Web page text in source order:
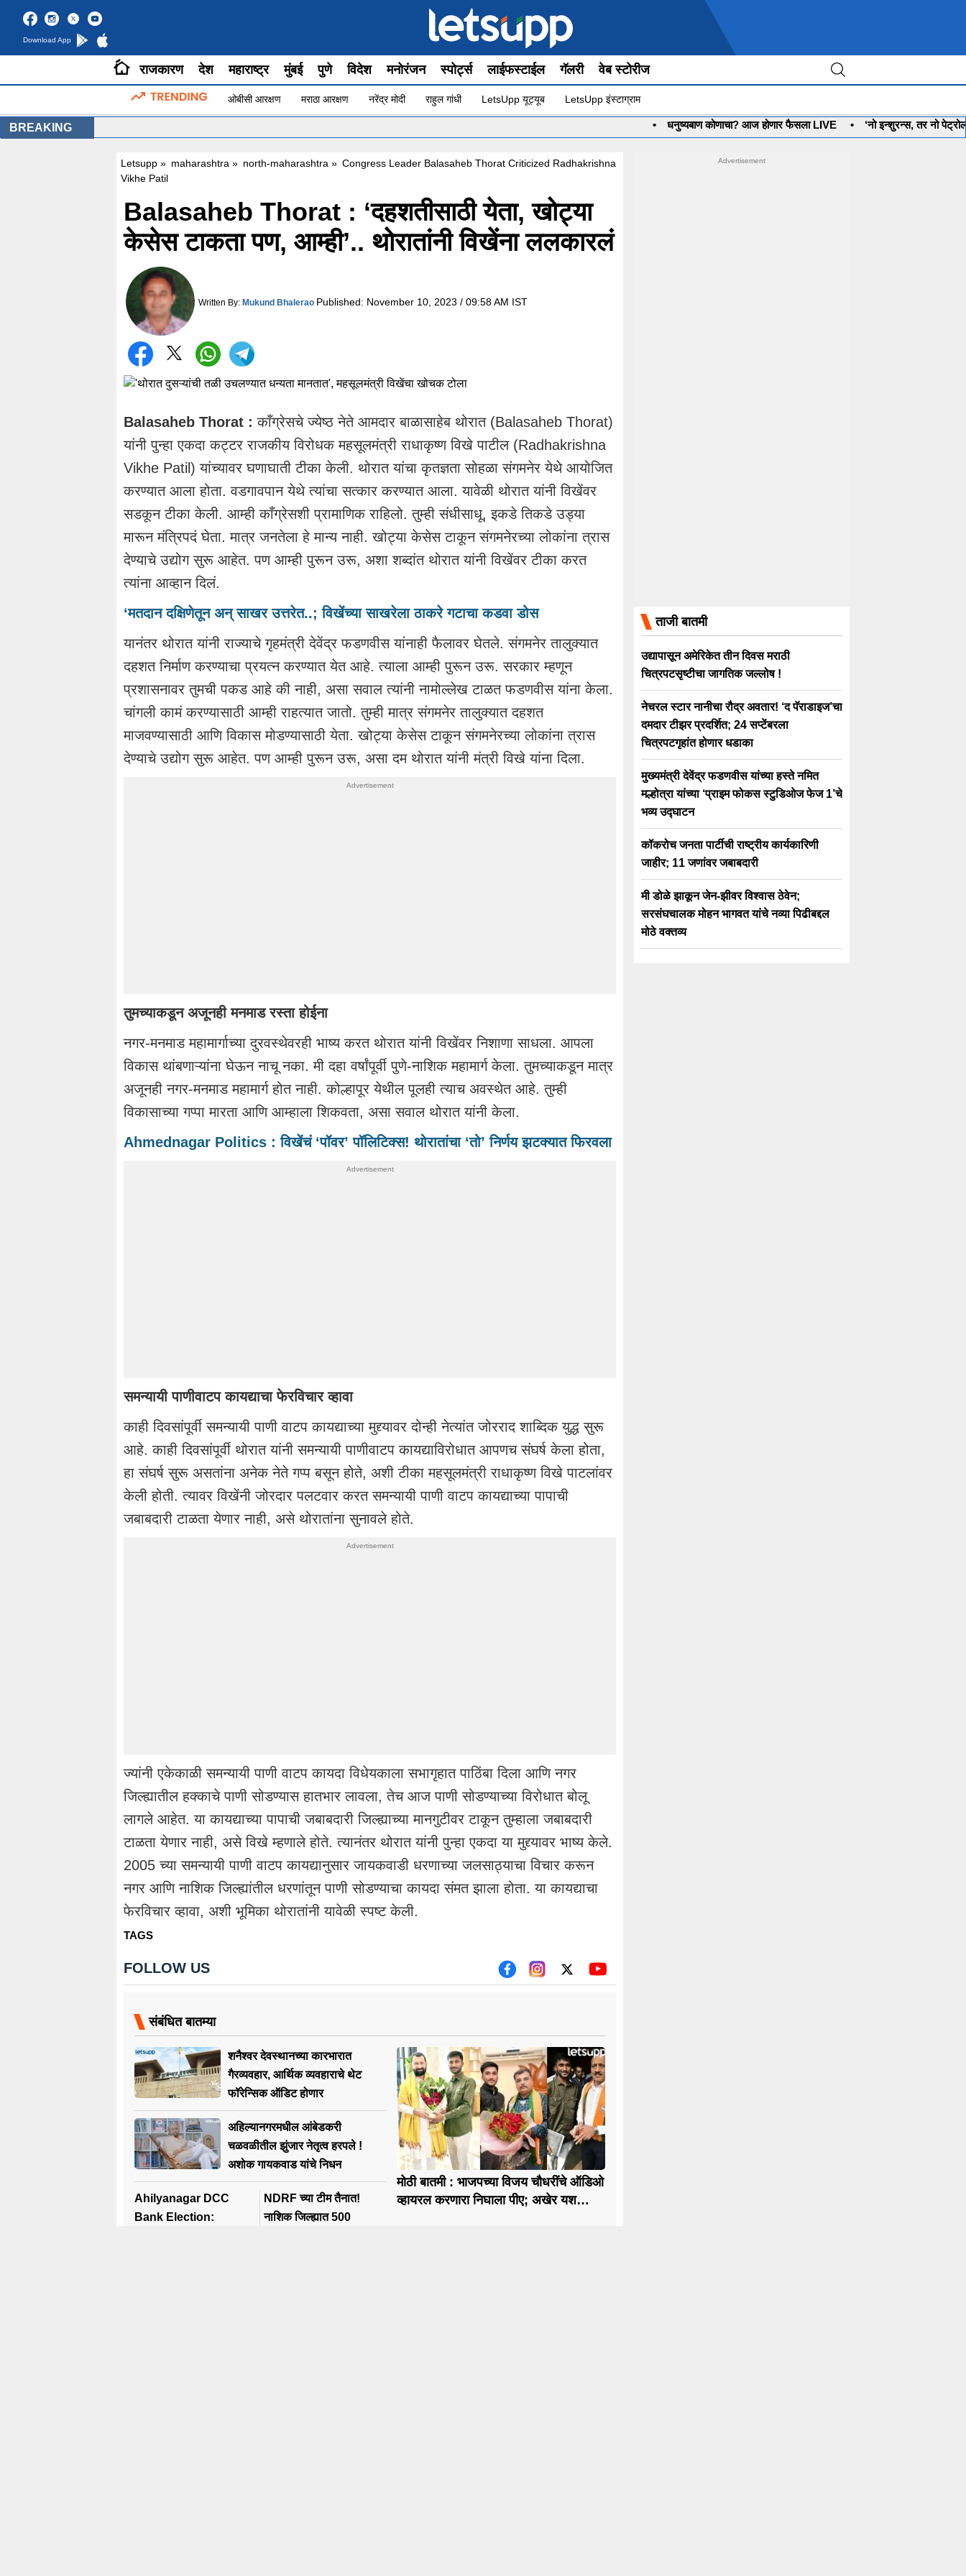
Download App
राजकारण देश महाराष्ट्र मुंबई पुणे विदेश मनोरंजन स्पोर्ट्स लाईफस्टाईल गॅलरी वेब स्टोरीज
ओबीसी आरक्षण मराठा आरक्षण नरेंद्र मोदी राहुल गांधी LetsUpp यूट्यूब LetsUpp इंस्टाग्राम
BREAKING धनुष्यबाण कोणाचा? आज होणार फैसला LIVE • ‘नो इन्शुरन्स, तर नो पेट्रोल’ पण,
Letsupp » maharashtra » north-maharashtra » Congress Leader Balasaheb Thorat Criticized Radhakrishna
Vikhe Patil
Balasaheb Thorat : ‘दहशतीसाठी येता, खोट्या
केसेस टाकता पण, आम्ही’.. थोरातांनी विखेंना ललकारलं
Written By: Mukund Bhalerao Published: November 10, 2023 / 09:58 AM IST
Balasaheb Thorat : काँग्रेसचे ज्येष्ठ नेते आमदार बाळासाहेब थोरात (Balasaheb Thorat)
यांनी पुन्हा एकदा कट्टर राजकीय विरोधक महसूलमंत्री राधाकृष्ण विखे पाटील (Radhakrishna
Vikhe Patil) यांच्यावर घणाघाती टीका केली. थोरात यांचा कृतज्ञता सोहळा संगमनेर येथे आयोजित
करण्यात आला होता. वडगावपान येथे त्यांचा सत्कार करण्यात आला. यावेळी थोरात यांनी विखेंवर
सडकून टीका केली. आम्ही काँग्रेसशी प्रामाणिक राहिलो. तुम्ही संधीसाधू, इकडे तिकडे उड्या
मारून मंत्रिपदं घेता. मात्र जनतेला हे मान्य नाही. खोट्या केसेस टाकून संगमनेरच्या लोकांना त्रास
देण्याचे उद्योग सुरू आहेत. पण आम्ही पुरून उरू, अशा शब्दांत थोरात यांनी विखेंवर टीका करत
त्यांना आव्हान दिलं.
‘मतदान दक्षिणेतून अन् साखर उत्तरेत..; विखेंच्या साखरेला ठाकरे गटाचा कडवा डोस
यानंतर थोरात यांनी राज्याचे गृहमंत्री देवेंद्र फडणवीस यांनाही फैलावर घेतले. संगमनेर तालुक्यात
दहशत निर्माण करण्याचा प्रयत्न करण्यात येत आहे. त्याला आम्ही पुरून उरू. सरकार म्हणून
प्रशासनावर तुमची पकड आहे की नाही, असा सवाल त्यांनी नामोल्लेख टाळत फडणवीस यांना केला.
चांगली कामं करण्यासाठी आम्ही राहत्यात जातो. तुम्ही मात्र संगमनेर तालुक्यात दहशत
माजवण्यासाठी आणि विकास मोडण्यासाठी येता. खोट्या केसेस टाकून संगमनेरच्या लोकांना त्रास
देण्याचे उद्योग सुरू आहेत. पण आम्ही पुरून उरू, असा दम थोरात यांनी मंत्री विखे यांना दिला.
तुमच्याकडून अजूनही मनमाड रस्ता होईना
नगर-मनमाड महामार्गाच्या दुरवस्थेवरही भाष्य करत थोरात यांनी विखेंवर निशाणा साधला. आपला
विकास थांबणाऱ्यांना घेऊन नाचू नका. मी दहा वर्षांपूर्वी पुणे-नाशिक महामार्ग केला. तुमच्याकडून मात्र
अजूनही नगर-मनमाड महामार्ग होत नाही. कोल्हापूर येथील पूलही त्याच अवस्थेत आहे. तुम्ही
विकासाच्या गप्पा मारता आणि आम्हाला शिकवता, असा सवाल थोरात यांनी केला.
Ahmednagar Politics : विखेंचं ‘पॉवर’ पॉलिटिक्स! थोरातांचा ‘तो’ निर्णय झटक्यात फिरवला
समन्यायी पाणीवाटप कायद्याचा फेरविचार व्हावा
काही दिवसांपूर्वी समन्यायी पाणी वाटप कायद्याच्या मुद्द्यावर दोन्ही नेत्यांत जोरराद शाब्दिक युद्ध सुरू
आहे. काही दिवसांपूर्वी थोरात यांनी समन्यायी पाणीवाटप कायद्याविरोधात आपणच संघर्ष केला होता,
हा संघर्ष सुरू असतांना अनेक नेते गप्प बसून होते, अशी टीका महसूलमंत्री राधाकृष्ण विखे पाटलांवर
केली होती. त्यावर विखेंनी जोरदार पलटवार करत समन्यायी पाणी वाटप कायद्याच्या पापाची
जबाबदारी टाळता येणार नाही, असे थोरातांना सुनावले होते.
ज्यांनी एकेकाळी समन्यायी पाणी वाटप कायदा विधेयकाला सभागृहात पाठिंबा दिला आणि नगर
जिल्ह्यातील हक्काचे पाणी सोडण्यास हातभार लावला, तेच आज पाणी सोडण्याच्या विरोधात बोलू
लागले आहेत. या कायद्याच्या पापाची जबाबदारी जिल्ह्याच्या मानगुटीवर टाकून तुम्हाला जबाबदारी
टाळता येणार नाही, असे विखे म्हणाले होते. त्यानंतर थोरात यांनी पुन्हा एकदा या मुद्द्यावर भाष्य केले.
2005 च्या समन्यायी पाणी वाटप कायद्यानुसार जायकवाडी धरणाच्या जलसाठ्याचा विचार करून
नगर आणि नाशिक जिल्ह्यांतील धरणांतून पाणी सोडण्याचा कायदा संमत झाला होता. या कायद्याचा
फेरविचार व्हावा, अशी भूमिका थोरातांनी यावेळी स्पष्ट केली.
TAGS
FOLLOW US
संबंधित बातम्या
शनैश्वर देवस्थानच्या कारभारात
गैरव्यवहार, आर्थिक व्यवहाराचे थेट
फॉरेन्सिक ऑडिट होणार
अहिल्यानगरमधील आंबेडकरी
चळवळीतील झुंजार नेतृत्व हरपले !
अशोक गायकवाड यांचे निधन
Ahilyanagar DCC
Bank Election:
NDRF च्या टीम तैनात!
नाशिक जिल्ह्यात 500
मोठी बातमी : भाजपच्या विजय चौधरींचे ऑडिओ
व्हायरल करणारा निघाला पीए; अखेर यश
ताजी बातमी
उद्यापासून अमेरिकेत तीन दिवस मराठी
चित्रपटसृष्टीचा जागतिक जल्लोष !
नेचरल स्टार नानीचा रौद्र अवतार! ‘द पॅराडाइज’चा
दमदार टीझर प्रदर्शित; 24 सप्टेंबरला
चित्रपटगृहांत होणार धडाका
मुख्यमंत्री देवेंद्र फडणवीस यांच्या हस्ते नमित
मल्होत्रा यांच्या ‘प्राइम फोकस स्टुडिओज फेज 1’चे
भव्य उद्घाटन
कॉकरोच जनता पार्टीची राष्ट्रीय कार्यकारिणी
जाहीर; 11 जणांवर जबाबदारी
मी डोळे झाकून जेन-झीवर विश्वास ठेवेन;
सरसंघचालक मोहन भागवत यांचे नव्या पिढीबद्दल
मोठे वक्तव्य